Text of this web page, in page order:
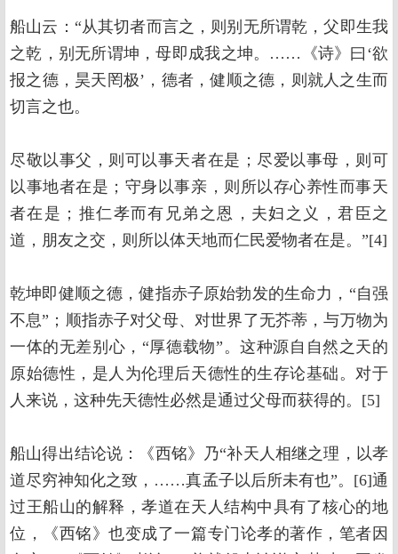
船山云：“从其切者而言之，则别无所谓乾，父即生我
之乾，别无所谓坤，母即成我之坤。……《诗》曰‘欲
报之德，昊天罔极’，德者，健顺之德，则就人之生而
切言之也。
尽敬以事父，则可以事天者在是；尽爱以事母，则可
以事地者在是；守身以事亲，则所以存心养性而事天
者在是；推仁孝而有兄弟之恩，夫妇之义，君臣之
道，朋友之交，则所以体天地而仁民爱物者在是。”[4]
乾坤即健顺之德，健指赤子原始勃发的生命力，“自强
不息”；顺指赤子对父母、对世界了无芥蒂，与万物为
一体的无差别心，“厚德载物”。这种源自自然之天的
原始德性，是人为伦理后天德性的生存论基础。对于
人来说，这种先天德性必然是通过父母而获得的。[5]
船山得出结论说：《西铭》乃“补天人相继之理，以孝
道尽穷神知化之致，……真孟子以后所未有也”。[6]通
过王船山的解释，孝道在天人结构中具有了核心的地
位，《西铭》也变成了一篇专门论孝的著作，笔者因